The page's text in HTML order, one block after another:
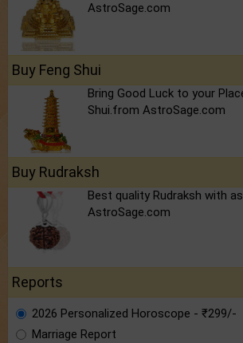
AstroSage.com
Buy Feng Shui
Bring Good Luck to your
Shui.from AstroSage.com
Buy Rudraksh
Best quality Rudraksh with
AstroSage.com
Reports
2026 Personalized Horoscope - ₹299/-
Marriage Report